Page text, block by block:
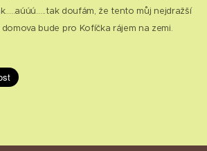
doufám, že tento můj nejdražší
bude pro Kofíčka rájem na zemi. 😊